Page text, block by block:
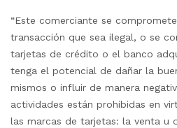
“Este comerciante se
transacción que sea ilegal, o se
tarjetas de crédito o el banco
tenga el potencial de dañar la
mismos o influir de manera
actividades están prohibidas en
las marcas de tarjetas: la venta u